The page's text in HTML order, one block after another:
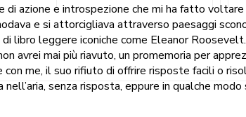
di azione e introspezione che mi ha fatto
e si attorcigliava attraverso paesaggi
libro leggere iconiche come Eleanor
avrei mai più riavuto, un promemoria per
me, il suo rifiuto di offrire risposte facili o
senza risposta, eppure in qualche